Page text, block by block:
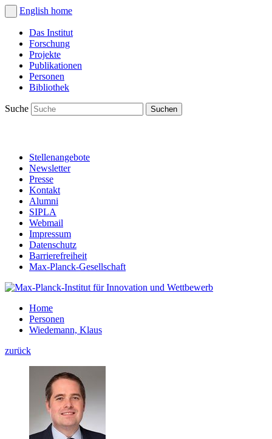
English home
Das Institut
Forschung
Projekte
Publikationen
Personen
Bibliothek
Suche
Stellenangebote
Newsletter
Presse
Kontakt
Alumni
SIPLA
Webmail
Impressum
Datenschutz
Barrierefreiheit
Max-Planck-Gesellschaft
Home
Personen
Wiedemann, Klaus
zurück